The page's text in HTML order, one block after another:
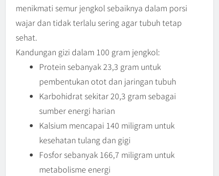
menikmati semur jengkol sebaiknya dalam porsi
wajar dan tidak terlalu sering agar tubuh tetap
sehat.
Kandungan gizi dalam 100 gram jengkol:
Protein sebanyak 23,3 gram untuk
pembentukan otot dan jaringan tubuh
Karbohidrat sekitar 20,3 gram sebagai
sumber energi harian
Kalsium mencapai 140 miligram untuk
kesehatan tulang dan gigi
Fosfor sebanyak 166,7 miligram untuk
metabolisme energi